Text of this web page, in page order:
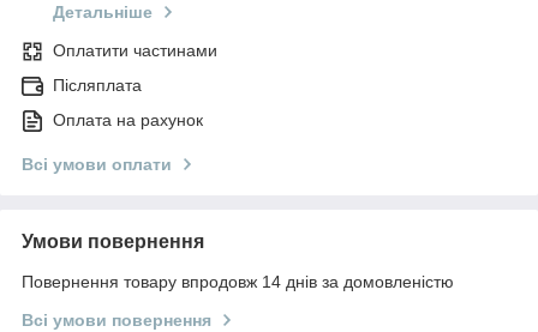
Детальніше
Оплатити частинами
Післяплата
Оплата на рахунок
Всі умови оплати
Умови повернення
Повернення товару впродовж 14 днів за домовленістю
Всі умови повернення